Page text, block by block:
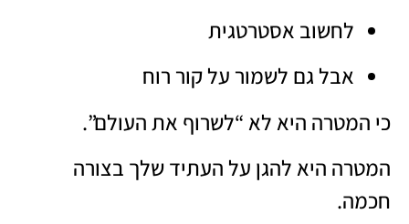
לחשוב אסטרטגית
אבל גם לשמור על קור רוח
כי המטרה היא לא “לשרוף את העולם”.
המטרה היא להגן על העתיד שלך בצורה
חכמה.